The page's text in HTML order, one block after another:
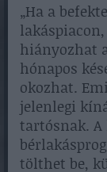
„Ha a
hiányozhat
hónapos
okozhat.
jelenlegi
tartósnak.
tölthet be,